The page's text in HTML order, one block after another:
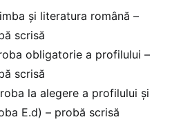
și literatura română –
scrisă
obligatorie a profilului –
scrisă
la alegere a profilului și
E.d) – probă scrisă